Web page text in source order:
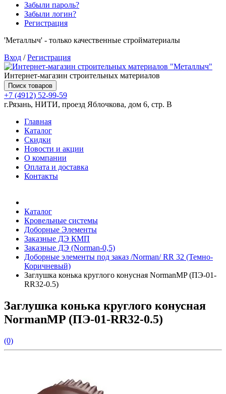
Забыли пароль?
Забыли логин?
Регистрация
'Металлыч' - только качественные стройматериалы
Вход /Регистрация
Интернет-магазин строительных материалов
Поиск товаров
+7 (4912) 52-99-59
г.Рязань, НИТИ, проезд Яблочкова, дом 6, стр. В
Главная
Каталог
Скидки
Новости и акции
О компании
Оплата и доставка
Контакты
Каталог
Кровельные системы
Доборные Элементы
Заказные ДЭ КМП
Заказные ДЭ (Norman-0,5)
Доборные элементы под заказ /Norman/ RR 32 (Темно-
Коричневый)
Заглушка конька круглого конусная NormanMP (ПЭ-01-
RR32-0.5)
Заглушка конька круглого конусная
NormanMP (ПЭ-01-RR32-0.5)
(0)